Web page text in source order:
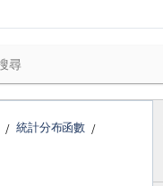
統計分布函數